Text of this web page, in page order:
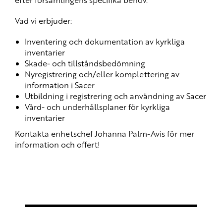
Vad vi erbjuder:
Inventering och dokumentation av kyrkliga
inventarier
Skade- och tillståndsbedömning
Nyregistrering och/eller komplettering av
information i Sacer
Utbildning i registrering och användning av Sacer
Vård- och underhållsplaner för kyrkliga
inventarier
Kontakta enhetschef Johanna Palm-Avis för mer
information och offert!